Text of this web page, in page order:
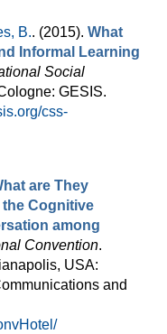
B.. (2015). What
Informal Learning
Social
GESIS.
css-
are They
Cognitive
among
Convention.
USA:
and